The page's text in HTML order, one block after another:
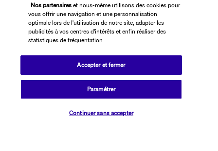
Veuillez vous présenter au point de rencontre au moins 15 minutes
avant l'heure
Veuillez appeler pour confirmer l'heure de la prise en charge au
moins 48 heures avant la visite
Jasmine Palace resort
Découvrir la destination
Nos partenaireset nous-même utilisons des cookies pour
vous offrir une navigation et une personnalisation
optimale lors de l'utilisation de notre site, adapter les
publicités à vos centres d'intérêts et enfin réaliser des
statistiques de fréquentation.
Paramétrer
Continuer sans accepter
Accepter et fermer